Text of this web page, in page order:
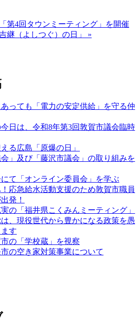
第4回タウンミーティング」を開催
継（よしつぐ）の日」 »
っても「電力の安定供給」を守る仲
今日は、令和8年第3回敦賀市議会臨時
る広島「原爆の日」
会」及び「藤沢市議会」の取り組みを
て「オンライン委員会」を学ぶ
応急給水活動支援のため敦賀市職員
発！
の「福井県こくみんミーティング」
、現役世代から豊かになる政策を愚
す
の「学校蔵」を視察
の空き家対策事業について